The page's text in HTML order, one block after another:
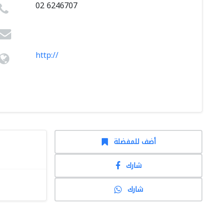
02 6246707
http://
أضف للمفضلة
شارك
شارك